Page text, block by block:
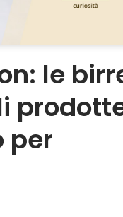
le
per